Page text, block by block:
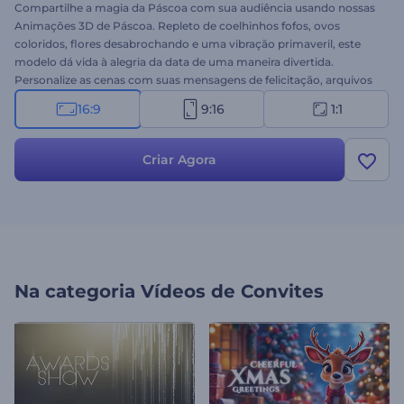
Compartilhe a magia da Páscoa com sua audiência usando nossas
Animações 3D de Páscoa. Repleto de coelhinhos fofos, ovos
coloridos, flores desabrochando e uma vibração primaveril, este
modelo dá vida à alegria da data de uma maneira divertida.
Personalize as cenas com suas mensagens de felicitação, arquivos
de mídia e uma trilha sonora animada para espalhar o espírito
festivo entre familiares, amigos e colegas. Perfeito para vídeos de
eventos, postagens em redes sociais e muito mais. Crie agora!
16:9 9:16 1:1
Criar Agora
Na categoria Vídeos de Convites